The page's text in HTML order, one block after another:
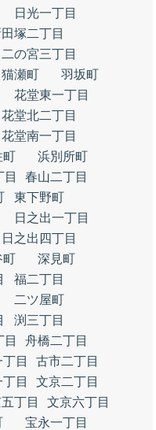
日光一丁目
塚二丁目
二の宮三丁目
猫瀬町
羽坂町
花堂東一丁目
花堂北二丁目
花堂南一丁目
町
浜別所町
目
春山二丁目
東下野町
日之出一丁目
日之出四丁目
町
深見町
福二丁目
二ツ屋町
渕三丁目
目
舟橋二丁目
目
古市二丁目
目
文京二丁目
丁目
文京六丁目
宝永一丁目